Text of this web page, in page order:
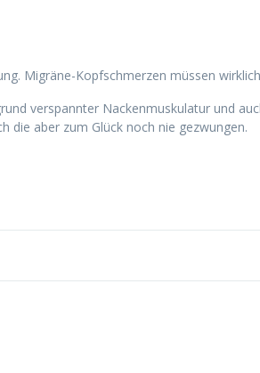
Migräne-Kopfschmerzen müssen
verspannter Nackenmuskulatur und
die aber zum Glück noch nie gezwungen.